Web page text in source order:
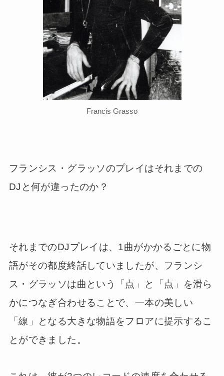
Francis Grasso
フランシス・グラッソのプレイはそれまでの
DJと何が違ったのか？
それまでのDJプレイは、1曲がかかるごとに物
語がその都度終話していましたが、フランシ
ス・グラッソは曲という「点」と「点」を滑ら
かにつなぎ合わせることで、一本の美しい
「線」となる大きな物語をフロアに提示するこ
とができました。